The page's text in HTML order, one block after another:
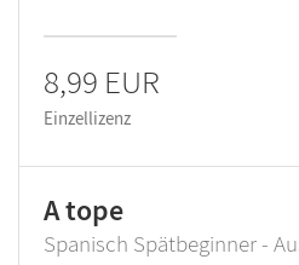
8,99 EUR
Einzellizenz
A tope
Spanisch Spätbeginner -